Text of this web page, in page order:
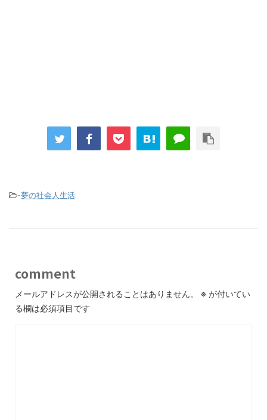
-夢の社会人生活
comment
メールアドレスが公開されることはありません。 ※ が付いてい
る欄は必須項目です